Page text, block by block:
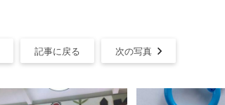
記事に戻る 次の写真